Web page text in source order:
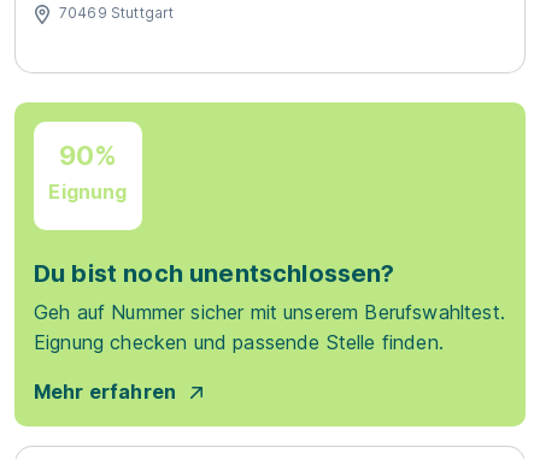
70469 Stuttgart
90%
Eignung
Du bist noch unentschlossen?
Geh auf Nummer sicher mit unserem Berufswahltest.
Eignung checken und passende Stelle finden.
Mehr erfahren